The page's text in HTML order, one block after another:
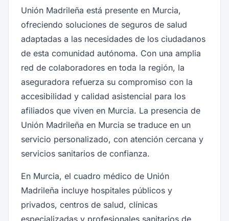
Unión Madrileña está presente en Murcia,
ofreciendo soluciones de seguros de salud
adaptadas a las necesidades de los ciudadanos
de esta comunidad autónoma. Con una amplia
red de colaboradores en toda la región, la
aseguradora refuerza su compromiso con la
accesibilidad y calidad asistencial para los
afiliados que viven en Murcia. La presencia de
Unión Madrileña en Murcia se traduce en un
servicio personalizado, con atención cercana y
servicios sanitarios de confianza.
En Murcia, el cuadro médico de Unión
Madrileña incluye hospitales públicos y
privados, centros de salud, clínicas
especializadas y profesionales sanitarios de